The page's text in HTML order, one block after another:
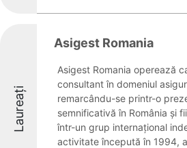
Laureați
Asigest Romania
Asigest Romania operează
consultant în domeniul
remarcându-se printr-o
semnificativă în România și
într-un grup internațional
activitate începută în 1994,